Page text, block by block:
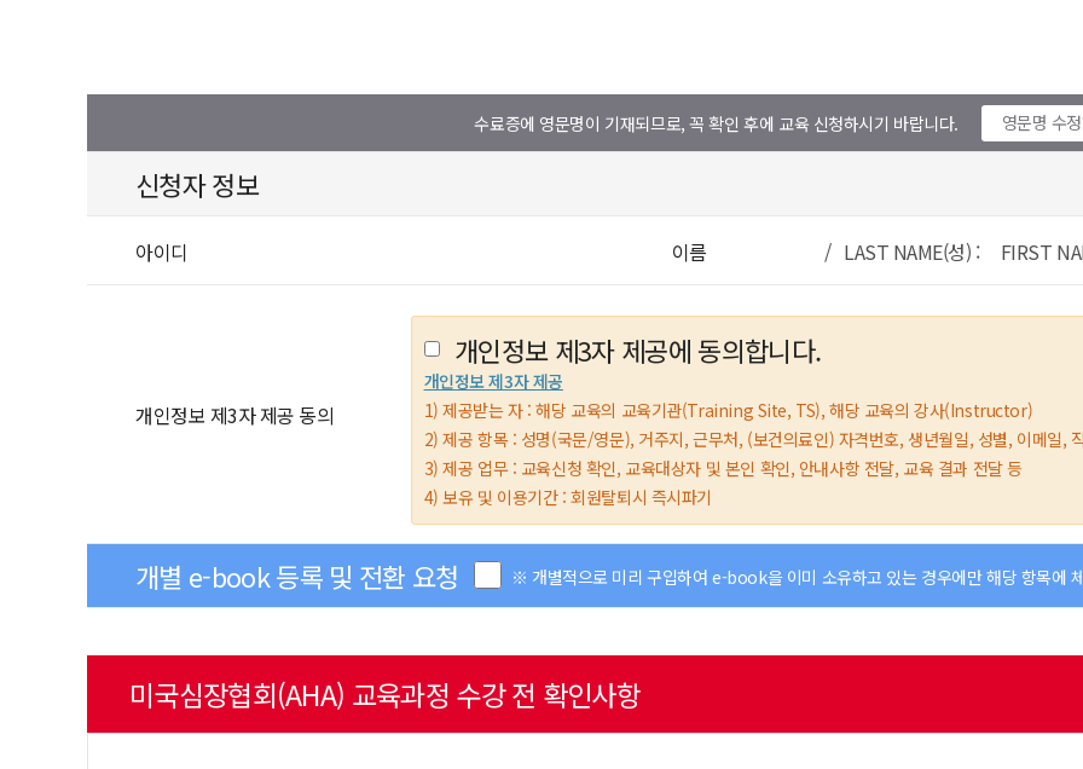
수료증에 영문명이 기재되므로, 꼭 확인 후에 교육 신청하시기 바랍니다. 영문명 수
신청자 정보
아이디 이름 / LAST NAME(성) : FIRST
개인정보 제3자 제공 동의
개인정보 제3자 제공에 동의합니다.
개인정보 제3자 제공
1) 제공받는 자 : 해당 교육의 교육기관(Training Site, TS), 해당 교육의 강사(Instructor)
2) 제공 항목 : 성명(국문/영문), 거주지, 근무처, (보건의료인) 자격번호, 생년월일, 성별, 이메일,
3) 제공 업무 : 교육신청 확인, 교육대상자 및 본인 확인, 안내사항 전달, 교육 결과 전달 등
4) 보유 및 이용기간 : 회원탈퇴시 즉시파기
개별 e-book 등록 및 전환 요청 ※ 개별적으로 미리 구입하여 e-book을 이미 소유하고 있는 경우에만 해당 항목에
미국심장협회(AHA) 교육과정 수강 전 확인사항